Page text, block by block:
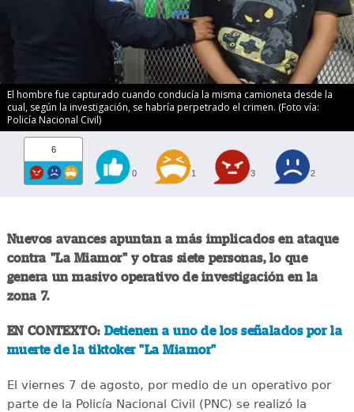
El hombre fue capturado cuando conducía la misma camioneta desde la
cual, según la investigación, se habría perpetrado el crimen. (Foto vía:
Policía Nacional Civil)
6
0 1 3 2
Nuevos avances apuntan a más implicados en ataque
contra "La Miamor" y otras siete personas, lo que
genera un masivo operativo de investigación en la
zona 7.
EN CONTEXTO: Detienen a uno de los señalados por la
muerte de la tiktoker "La Miamor"
El viernes 7 de agosto, por medio de un operativo por
parte de la Policía Nacional Civil (PNC) se realizó la